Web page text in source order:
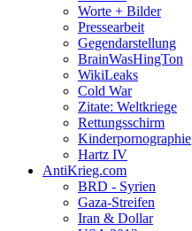
Worte + Bilder
Pressearbeit
Gegendarstellung
BrainWasHingTon
WikiLeaks
Cold War
Zitate: Weltkriege
Rettungsschirm
Kinderpornographie
Hartz IV
AntiKrieg.com
BRD - Syrien
Gaza-Streifen
Iran & Dollar